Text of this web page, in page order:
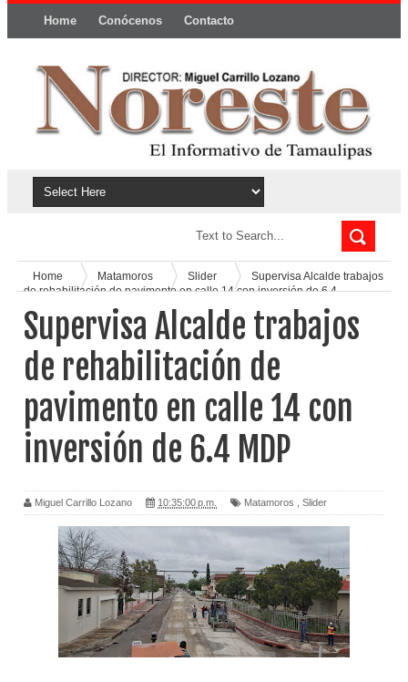
Home Conócenos Contacto
Home Matamoros Slider
Supervisa Alcalde trabajos
de rehabilitación de pavimento en calle 14 con inversión de 6.4
Supervisa Alcalde trabajos
de rehabilitación de
pavimento en calle 14 con
inversión de 6.4 MDP
Miguel Carrillo Lozano 10:35:00 p.m. Matamoros Slider